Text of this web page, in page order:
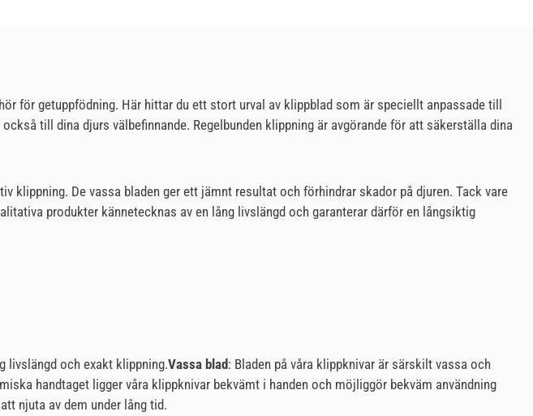
för getuppfödning. Här hittar du ett stort urval av klippblad som är speciellt anpassade till
till dina djurs välbefinnande. Regelbunden klippning är avgörande för att säkerställa dina
De vassa bladen ger ett jämnt resultat och förhindrar skador på djuren. Tack vare
produkter kännetecknas av en lång livslängd och garanterar därför en långsiktig
livslängd och exakt klippning.Vassa blad: Bladen på våra klippknivar är särskilt vassa och
handtaget ligger våra klippknivar bekvämt i handen och möjliggör bekväm användning
njuta av dem under lång tid.